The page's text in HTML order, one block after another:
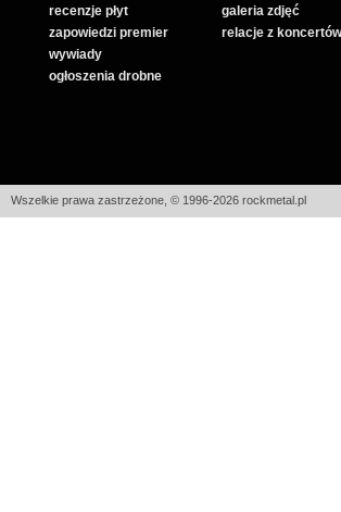
recenzje płyt
zapowiedzi premier
wywiady
ogłoszenia drobne
galeria zdjęć
relacje z koncertów
Wszelkie prawa zastrzeżone, © 1996-2026 rockmetal.pl